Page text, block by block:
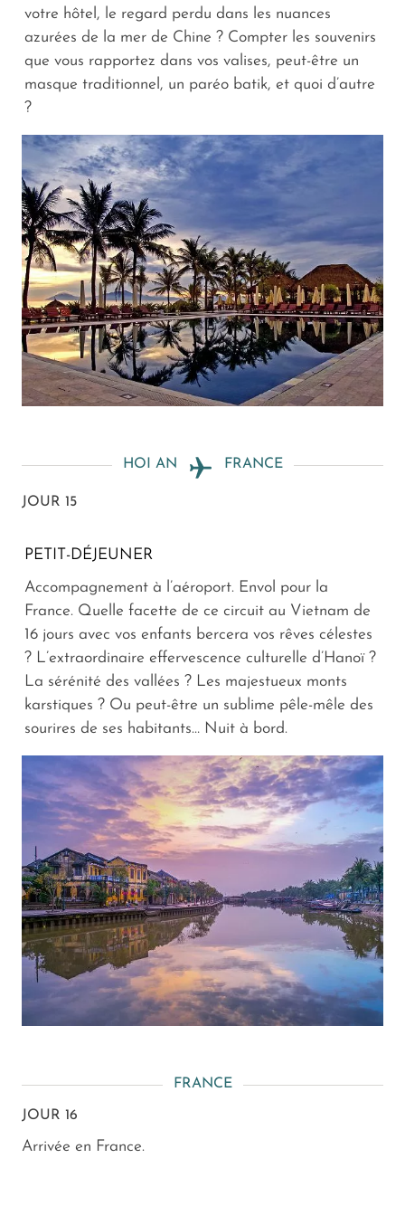
votre hôtel, le regard perdu dans les nuances
azurées de la mer de Chine ? Compter les souvenirs
que vous rapportez dans vos valises, peut-être un
masque traditionnel, un paréo batik, et quoi d’autre
?
HOI AN FRANCE
JOUR 15
PETIT-DÉJEUNER
Accompagnement à l’aéroport. Envol pour la
France. Quelle facette de ce circuit au Vietnam de
16 jours avec vos enfants bercera vos rêves célestes
? L’extraordinaire effervescence culturelle d’Hanoï ?
La sérénité des vallées ? Les majestueux monts
karstiques ? Ou peut-être un sublime pêle-mêle des
sourires de ses habitants… Nuit à bord.
FRANCE
JOUR 16
Arrivée en France.